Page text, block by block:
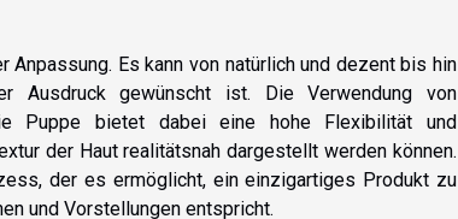
Es kann von natürlich und dezent bis hin
Ausdruck gewünscht ist. Die Verwendung von
Puppe bietet dabei eine hohe Flexibilität und
der Haut realitätsnah dargestellt werden können.
der es ermöglicht, ein einzigartiges Produkt zu
und Vorstellungen entspricht.